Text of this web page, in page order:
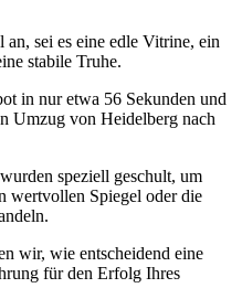
sei es eine edle Vitrine, ein
stabile Truhe.
in nur etwa 56 Sekunden und
Umzug von Heidelberg nach
wurden speziell geschult, um
wertvollen Spiegel oder die
wir, wie entscheidend eine
für den Erfolg Ihres